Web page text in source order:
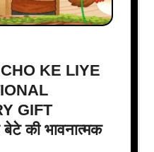
KE LIYE
GIFT
की भावनात्मक